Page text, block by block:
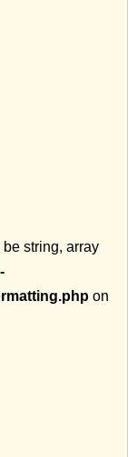
string, array
on